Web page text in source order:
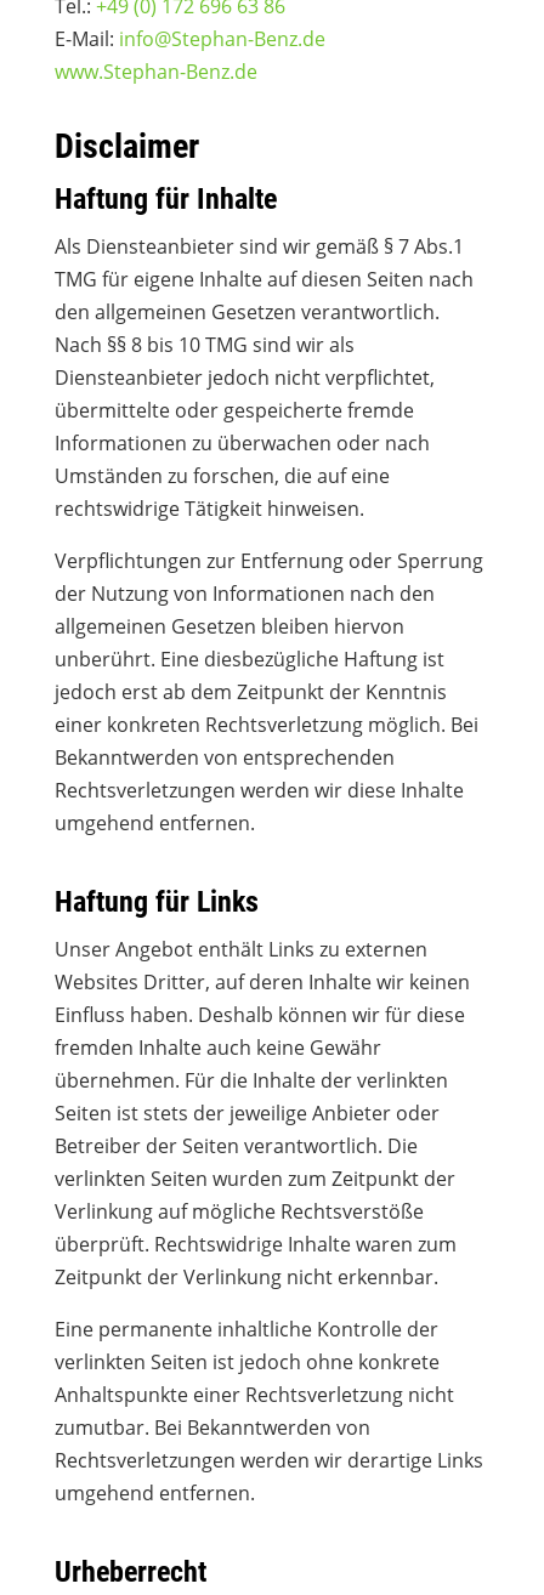
Tel.: +49 (0) 172 696 63 86
E-Mail: info@Stephan-Benz.de
www.Stephan-Benz.de
Disclaimer
Haftung für Inhalte
Als Diensteanbieter sind wir gemäß § 7 Abs.1
TMG für eigene Inhalte auf diesen Seiten nach
den allgemeinen Gesetzen verantwortlich.
Nach §§ 8 bis 10 TMG sind wir als
Diensteanbieter jedoch nicht verpflichtet,
übermittelte oder gespeicherte fremde
Informationen zu überwachen oder nach
Umständen zu forschen, die auf eine
rechtswidrige Tätigkeit hinweisen.
Verpflichtungen zur Entfernung oder Sperrung
der Nutzung von Informationen nach den
allgemeinen Gesetzen bleiben hiervon
unberührt. Eine diesbezügliche Haftung ist
jedoch erst ab dem Zeitpunkt der Kenntnis
einer konkreten Rechtsverletzung möglich. Bei
Bekanntwerden von entsprechenden
Rechtsverletzungen werden wir diese Inhalte
umgehend entfernen.
Haftung für Links
Unser Angebot enthält Links zu externen
Websites Dritter, auf deren Inhalte wir keinen
Einfluss haben. Deshalb können wir für diese
fremden Inhalte auch keine Gewähr
übernehmen. Für die Inhalte der verlinkten
Seiten ist stets der jeweilige Anbieter oder
Betreiber der Seiten verantwortlich. Die
verlinkten Seiten wurden zum Zeitpunkt der
Verlinkung auf mögliche Rechtsverstöße
überprüft. Rechtswidrige Inhalte waren zum
Zeitpunkt der Verlinkung nicht erkennbar.
Eine permanente inhaltliche Kontrolle der
verlinkten Seiten ist jedoch ohne konkrete
Anhaltspunkte einer Rechtsverletzung nicht
zumutbar. Bei Bekanntwerden von
Rechtsverletzungen werden wir derartige Links
umgehend entfernen.
Urheberrecht